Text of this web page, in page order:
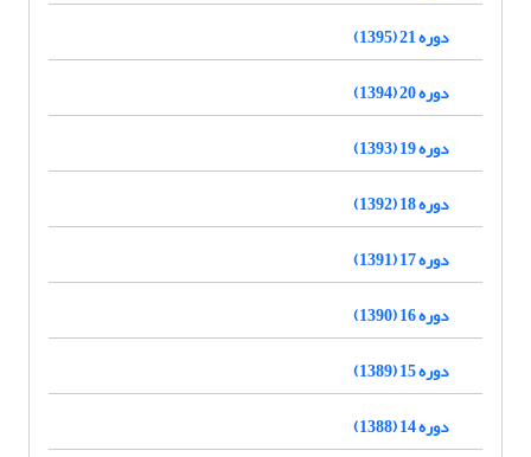
دوره 21 (1395)
دوره 20 (1394)
دوره 19 (1393)
دوره 18 (1392)
دوره 17 (1391)
دوره 16 (1390)
دوره 15 (1389)
دوره 14 (1388)